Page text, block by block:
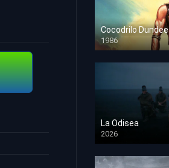
Cocodrilo Dundee
1986
HD 1080p
La Odisea
2026
TS Screener